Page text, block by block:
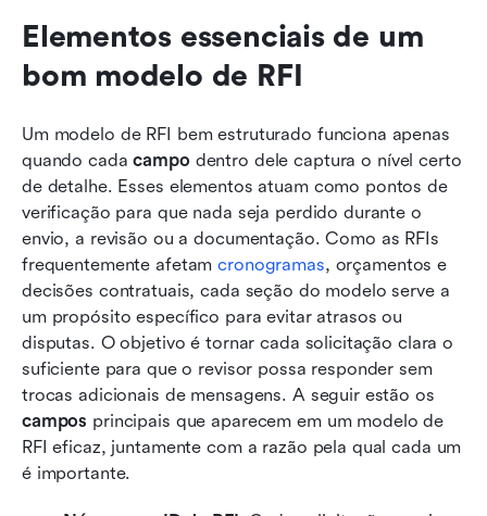
Elementos essenciais de um
bom modelo de RFI
Um modelo de RFI bem estruturado funciona apenas
quando cada campo dentro dele captura o nível certo
de detalhe. Esses elementos atuam como pontos de
verificação para que nada seja perdido durante o
envio, a revisão ou a documentação. Como as RFIs
frequentemente afetam cronogramas, orçamentos e
decisões contratuais, cada seção do modelo serve a
um propósito específico para evitar atrasos ou
disputas. O objetivo é tornar cada solicitação clara o
suficiente para que o revisor possa responder sem
campos principais que aparecem em um modelo de
RFI eficaz, juntamente com a razão pela qual cada um
é importante.